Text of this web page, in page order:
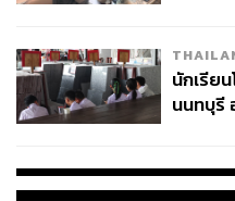
จ่ายหนี้-
นักเรีย
นนทบุรี